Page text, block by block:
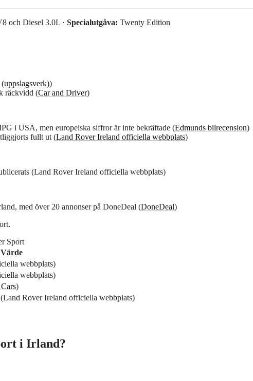
och Diesel 3.0L · Specialutgåva: Twenty Edition
)
räckvidd (Car and Driver)
i USA, men europeiska siffror är inte bekräftade (Edmunds bilrecension)
fullt ut (Land Rover Ireland officiella webbplats)
(Land Rover Ireland officiella webbplats)
med över 20 annonser på DoneDeal (DoneDeal)
Sport
Värde
webbplats)
webbplats)
)
Rover Ireland officiella webbplats)
i Irland?